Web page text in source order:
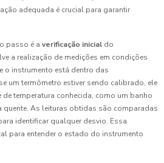
adequada é crucial para garantir
passo é a verificação inicial do
a realização de medições em condições
o instrumento está dentro das
um termômetro estiver sendo calibrado, ele
temperatura conhecida, como um banho
quente. As leituras obtidas são comparadas
identificar qualquer desvio. Essa
para entender o estado do instrumento